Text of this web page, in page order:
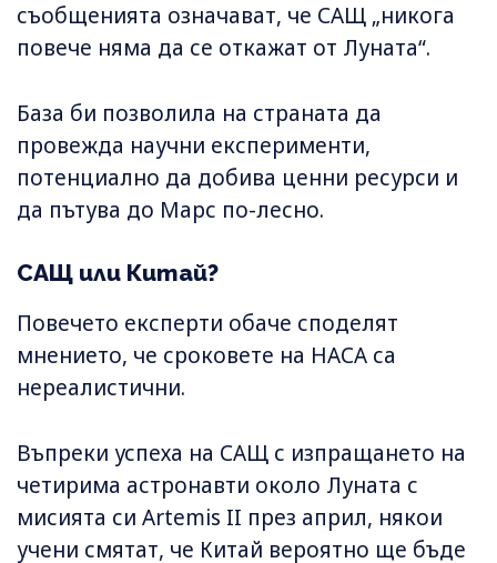
съобщенията означават, че САЩ „никога
повече няма да се откажат от Луната“.
База би позволила на страната да
провежда научни експерименти,
потенциално да добива ценни ресурси и
да пътува до Марс по-лесно.
САЩ или Китай?
Повечето експерти обаче споделят
мнението, че сроковете на НАСА са
нереалистични.
Въпреки успеха на САЩ с изпращането на
четирима астронавти около Луната с
мисията си Artemis II през април, някои
учени смятат, че Китай вероятно ще бъде